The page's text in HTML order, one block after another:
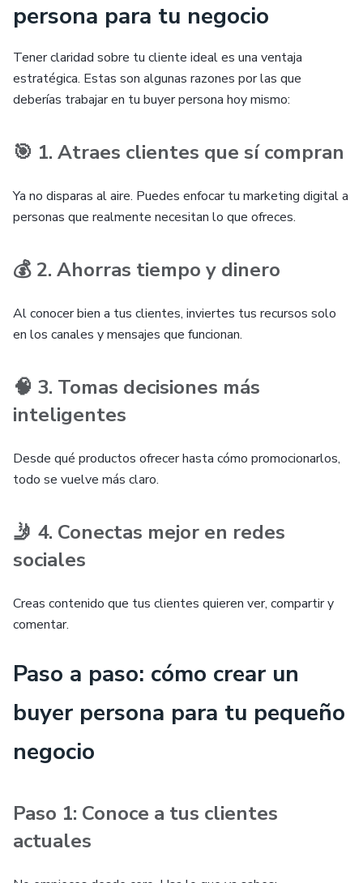
persona para tu negocio
Tener claridad sobre tu cliente ideal es una ventaja
estratégica. Estas son algunas razones por las que
deberías trabajar en tu buyer persona hoy mismo:
🎯 1. Atraes clientes que sí compran
Ya no disparas al aire. Puedes enfocar tu marketing digital a
personas que realmente necesitan lo que ofreces.
💰 2. Ahorras tiempo y dinero
Al conocer bien a tus clientes, inviertes tus recursos solo
en los canales y mensajes que funcionan.
🧠 3. Tomas decisiones más
inteligentes
Desde qué productos ofrecer hasta cómo promocionarlos,
todo se vuelve más claro.
🤳 4. Conectas mejor en redes
sociales
Creas contenido que tus clientes quieren ver, compartir y
comentar.
Paso a paso: cómo crear un
buyer persona para tu pequeño
negocio
Paso 1: Conoce a tus clientes
actuales